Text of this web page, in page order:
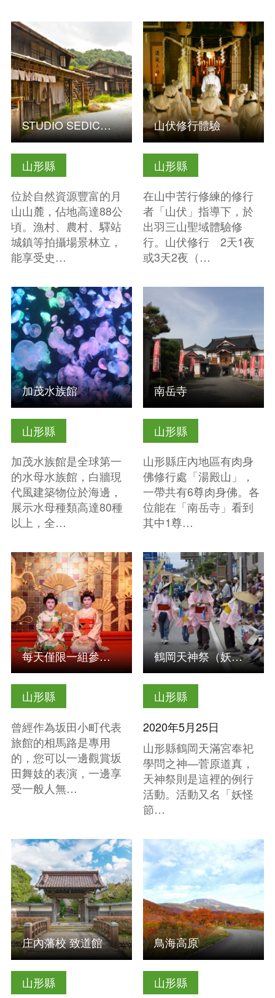
山形縣
位於自然資源豐富的月
山山麓，佔地高達88公
頃。漁村、農村、驛站
城鎮等拍攝場景林立，
能享受史…
查看基本資訊
STUDIO SEDIC庄內公開拍攝場景
山形縣
在山中苦行修練的修行
者「山伏」指導下，於
出羽三山聖域體驗修
行。山伏修行 2天1夜
或3天2夜（…
查看基本資訊
山伏修行體驗
山形縣
加茂水族館是全球第一
的水母水族館，白牆現
代風建築物位於海邊，
展示水母種類高達80種
以上，全…
查看基本資訊
加茂水族館
山形縣
山形縣庄內地區有肉身
佛修行處「湯殿山」，
一帶共有6尊肉身佛。各
位能在「南岳寺」看到
其中1尊…
查看基本資訊
南岳寺
山形縣
曾經作為坂田小町代表
旅館的相馬路是專用
的，您可以一邊觀賞坂
田舞妓的表演，一邊享
受一般人無…
查看基本資訊
每天僅限一組參加北前晚餐和私人相馬樓的榻榻米房樂趣。
山形縣
2020年5月25日
山形縣鶴岡天滿宮奉祀
學問之神—菅原道真，
天神祭則是這裡的例行
活動。活動又名「妖怪
節…
查看基本資訊
鶴岡天神祭（妖怪節）
山形縣
查看基本資訊
庄內藩校 致道館
山形縣
查看基本資訊
鳥海高原